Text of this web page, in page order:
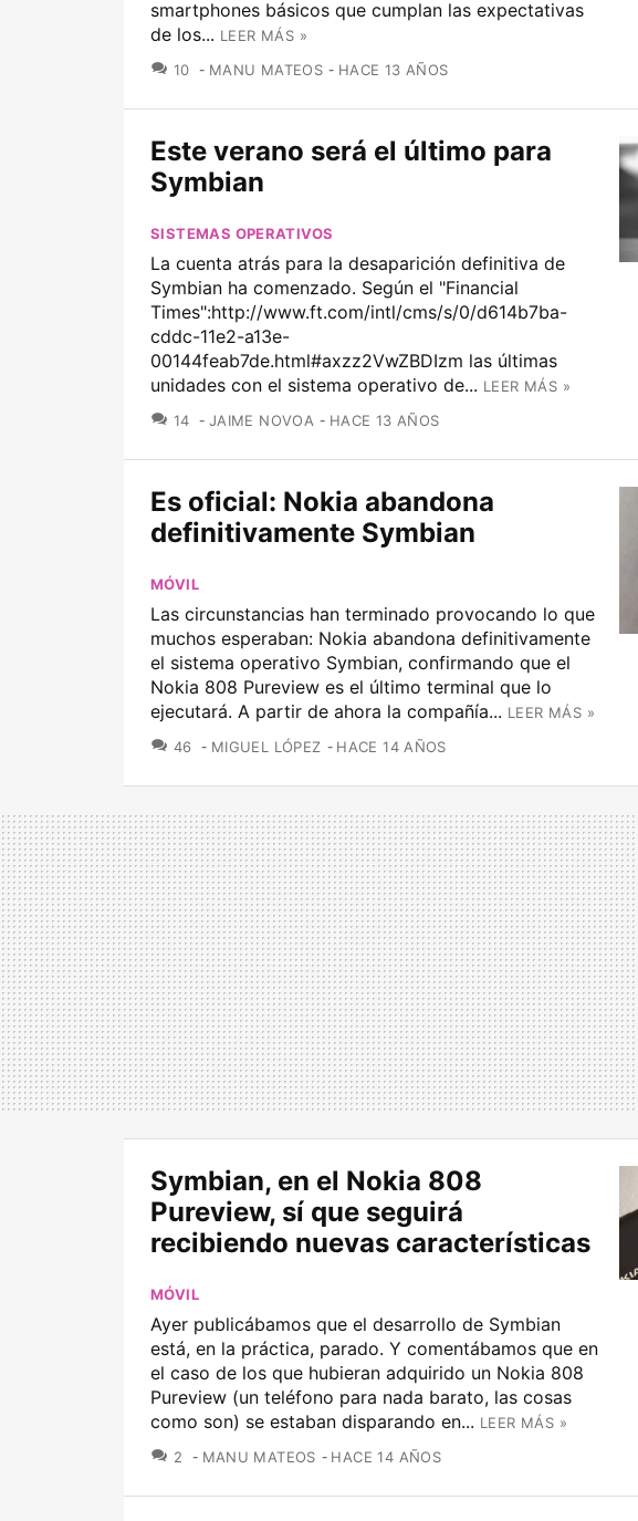
smartphones básicos que cumplan las expectativas
de los... LEER MÁS »
10 COMENTARIOS
MANU MATEOS HACE 13 AÑOS
Este verano será el último para
Symbian
SISTEMAS OPERATIVOS
La cuenta atrás para la desaparición definitiva de
Symbian ha comenzado. Según el "Financial
Times":http://www.ft.com/intl/cms/s/0/d614b7ba-
cddc-11e2-a13e-
00144feab7de.html#axzz2VwZBDIzm las últimas
unidades con el sistema operativo de... LEER MÁS »
14 COMENTARIOS
JAIME NOVOA HACE 13 AÑOS
Es oficial: Nokia abandona
definitivamente Symbian
MÓVIL
Las circunstancias han terminado provocando lo que
muchos esperaban: Nokia abandona definitivamente
el sistema operativo Symbian, confirmando que el
Nokia 808 Pureview es el último terminal que lo
ejecutará. A partir de ahora la compañía... LEER MÁS »
46 COMENTARIOS
MIGUEL LÓPEZ HACE 14 AÑOS
Symbian, en el Nokia 808
Pureview, sí que seguirá
recibiendo nuevas características
MÓVIL
Ayer publicábamos que el desarrollo de Symbian
está, en la práctica, parado. Y comentábamos que en
el caso de los que hubieran adquirido un Nokia 808
Pureview (un teléfono para nada barato, las cosas
como son) se estaban disparando en... LEER MÁS »
2
COMENTARIOS
MANU MATEOS HACE 14 AÑOS